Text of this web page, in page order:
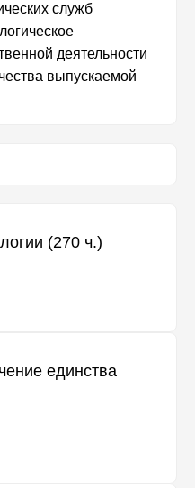
служб
деятельности
выпускаемой
(270 ч.)
единства